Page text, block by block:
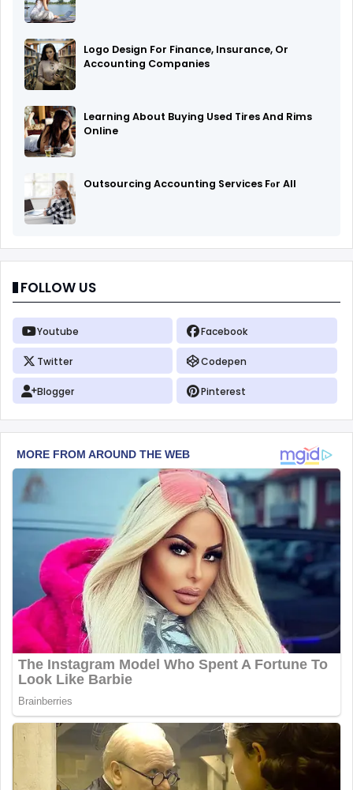
Logo Design For Finance, Insurance, Or
Accounting Companies
Learning About Buying Used Tires And Rims
Online
Outsourcing Accounting Services Fоr All
FOLLOW US
Youtube Facebook
Twitter Codepen
Blogger Pinterest